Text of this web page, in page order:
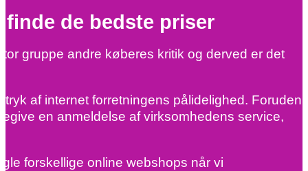
de bedste priser
gruppe andre køberes kritik og derved er det
af internet forretningens pålidelighed. Foruden
en anmeldelse af virksomhedens service,
forskellige online webshops når vi